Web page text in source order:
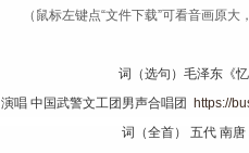
（鼠标左键点“文件下载”可看音画原大
词（选句）毛泽东《
演唱 中国武警文工团男声合唱团
https://
词（全首） 五代 南唐